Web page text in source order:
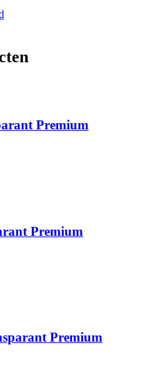
Premium
Premium
Premium